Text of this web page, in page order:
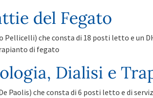
del Fegato
Pellicelli) che consta di 18 posti letto e un
di fegato
Dialisi e
Paolis) che consta di 6 posti letto e di